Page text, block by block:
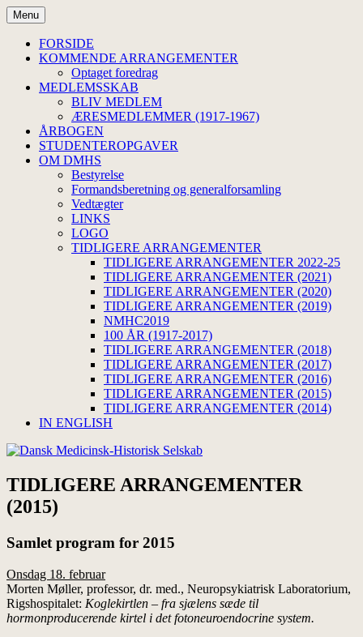
Hop
til
indhold
Dansk Medicinsk-Historisk
Selskab
Menu
FORSIDE
KOMMENDE ARRANGEMENTER
Optaget foredrag
MEDLEMSSKAB
BLIV MEDLEM
ÆRESMEDLEMMER (1917-1967)
ÅRBOGEN
STUDENTEROPGAVER
OM DMHS
Bestyrelse
Formandsberetning og generalforsamling
Vedtægter
LINKS
LOGO
TIDLIGERE ARRANGEMENTER
TIDLIGERE ARRANGEMENTER 2022-25
TIDLIGERE ARRANGEMENTER (2021)
TIDLIGERE ARRANGEMENTER (2020)
TIDLIGERE ARRANGEMENTER (2019)
NMHC2019
100 ÅR (1917-2017)
TIDLIGERE ARRANGEMENTER (2018)
TIDLIGERE ARRANGEMENTER (2017)
TIDLIGERE ARRANGEMENTER (2016)
TIDLIGERE ARRANGEMENTER (2015)
TIDLIGERE ARRANGEMENTER (2014)
IN ENGLISH
TIDLIGERE ARRANGEMENTER
(2015)
Samlet program for 2015
Onsdag 18. februar
Morten Møller, professor, dr. med., Neuropsykiatrisk Laboratorium,
Rigshospitalet: Koglekirtlen – fra sjælens sæde til
hormonproducerende kirtel i det fotoneuroendocrine system.